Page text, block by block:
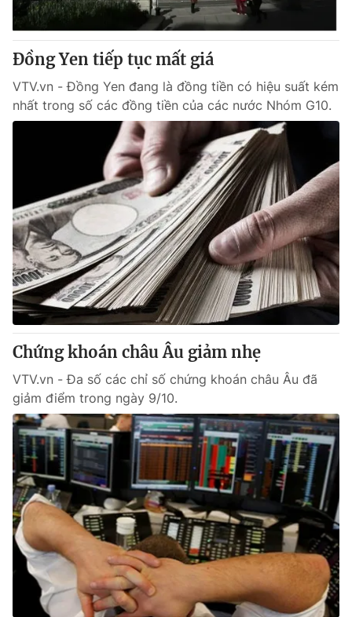
VTV4 Vươn mình bằng AI
VTV9 VTV8
Liên hệ tòa soạn English
THỜI BÁO VTV
Theo dõi báo trên
Cơ quan chủ quản:Đài Truyền hình Việt Nam
Cơ quan báo chí:Thời báo VTV
Giấy phép hoạt động báo in và báo điện tử số 483/GP-BTTTT
cấp ngày 29/12/2023
Tổng Biên tập:Vũ Thanh Thủy
Phó Tổng Biên tập: Nguyễn Thị Mỹ Hạnh, Phạm Quốc Thắng,
Nguyễn Trọng Ninh
Tổng đài VTV:024.38 355 931 - 024.38 355 932
Ðiện thoại Thời báo VTV:024.66 897 897
Email:toasoan@vtv.vn
Liên hệ quảng cáo:024-7300.7108
Đồng Yen tiếp tục mất giá
VTV.vn - Đồng Yen đang là đồng tiền có hiệu suất kém
nhất trong số các đồng tiền của các nước Nhóm G10.
Chứng khoán châu Âu giảm nhẹ
VTV.vn - Đa số các chỉ số chứng khoán châu Âu đã
giảm điểm trong ngày 9/10.